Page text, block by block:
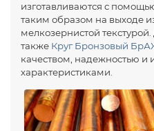
изготавливаются с
таким образом на выходе
мелкозернистой
также Круг Бронзовый
качеством, надежностью
характеристиками.